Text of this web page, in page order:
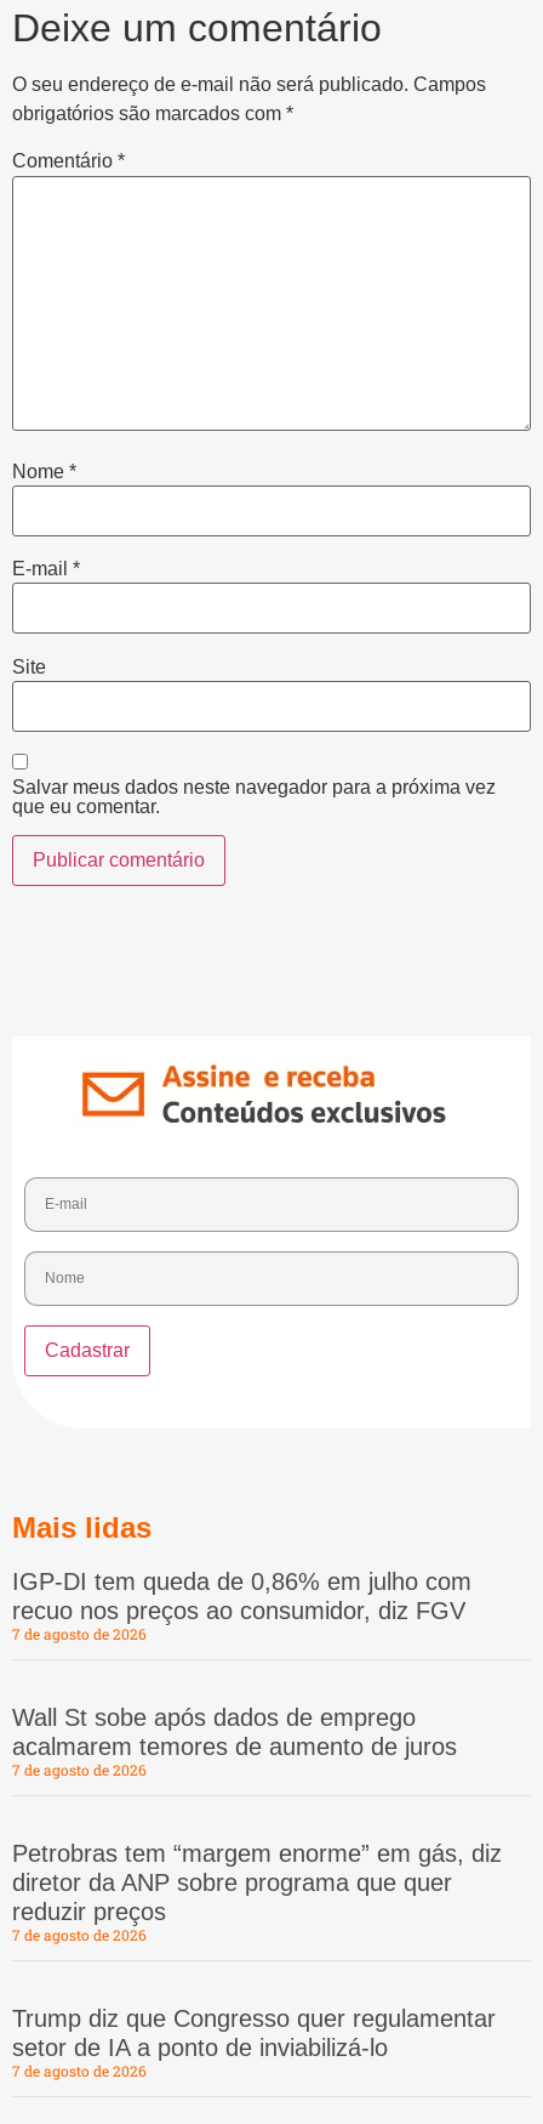
Deixe um comentário
O seu endereço de e-mail não será publicado. Campos
obrigatórios são marcados com *
Comentário *
Nome *
E-mail *
Site
Salvar meus dados neste navegador para a próxima vez
que eu comentar.
Mais lidas
IGP-DI tem queda de 0,86% em julho com
recuo nos preços ao consumidor, diz FGV
7 de agosto de 2026
Wall St sobe após dados de emprego
acalmarem temores de aumento de juros
7 de agosto de 2026
Petrobras tem “margem enorme” em gás, diz
diretor da ANP sobre programa que quer
reduzir preços
7 de agosto de 2026
Trump diz que Congresso quer regulamentar
setor de IA a ponto de inviabilizá-lo
7 de agosto de 2026